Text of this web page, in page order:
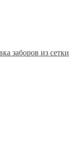
заборов из сетки